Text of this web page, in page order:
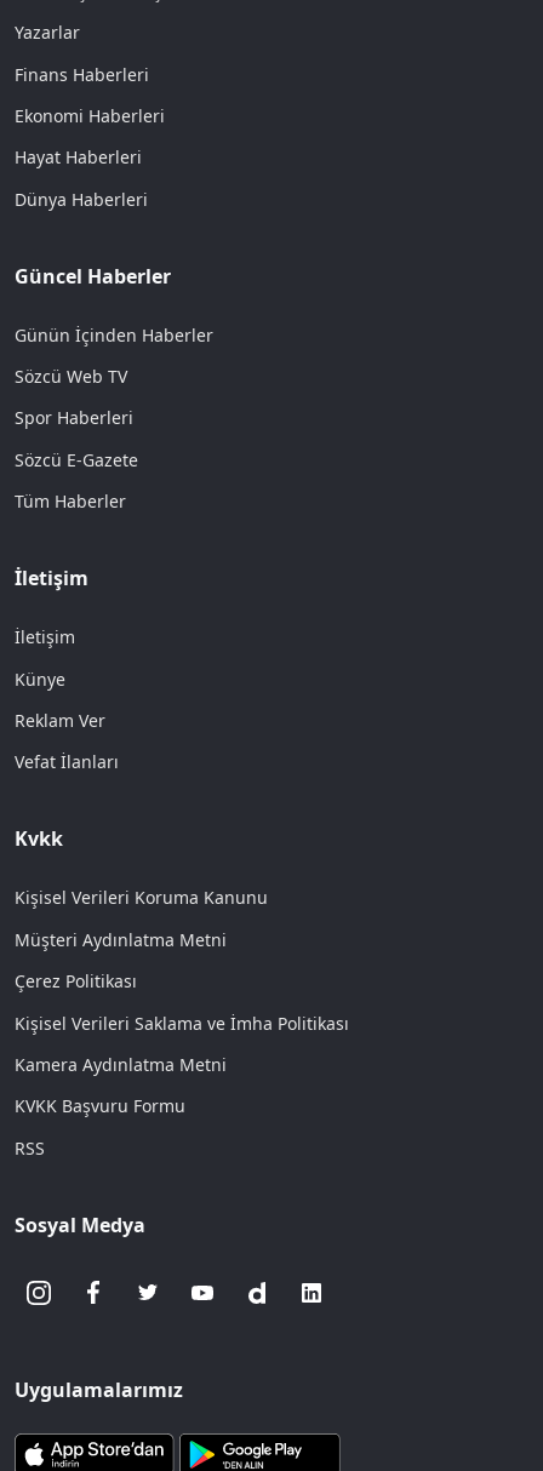
Yazarlar
Finans Haberleri
Ekonomi Haberleri
Hayat Haberleri
Dünya Haberleri
Güncel Haberler
Günün İçinden Haberler
Sözcü Web TV
Spor Haberleri
Sözcü E-Gazete
Tüm Haberler
İletişim
İletişim
Künye
Reklam Ver
Vefat İlanları
Kvkk
Kişisel Verileri Koruma Kanunu
Müşteri Aydınlatma Metni
Çerez Politikası
Kişisel Verileri Saklama ve İmha Politikası
Kamera Aydınlatma Metni
KVKK Başvuru Formu
RSS
Sosyal Medya
Uygulamalarımız